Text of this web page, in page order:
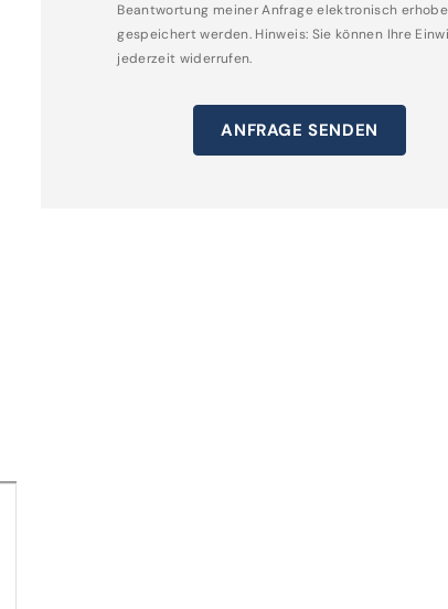
Beantwortung meiner Anfrage elektronisch
gespeichert werden. Hinweis: Sie können Ihre
jederzeit widerrufen.
ANFRAGE SENDEN